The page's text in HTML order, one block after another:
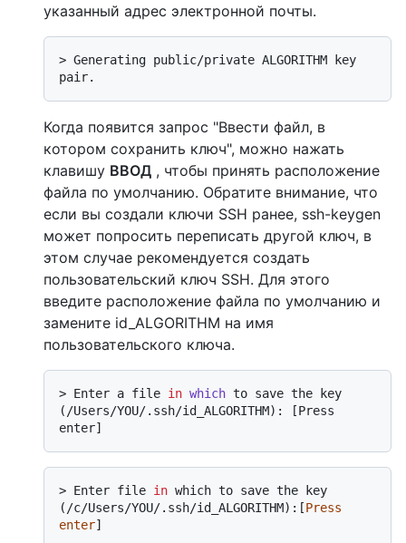
указанный адрес электронной почты.
> Generating public/private ALGORITHM key
pair.
Когда появится запрос "Ввести файл, в
котором сохранить ключ", можно нажать
клавишу ВВОД , чтобы принять расположение
файла по умолчанию. Обратите внимание, что
если вы создали ключи SSH ранее, ssh-keygen
может попросить переписать другой ключ, в
этом случае рекомендуется создать
пользовательский ключ SSH. Для этого
введите расположение файла по умолчанию и
замените id_ALGORITHM на имя
пользовательского ключа.
> Enter a file in which to save the key
(/Users/YOU/.ssh/id_ALGORITHM): [Press
enter]
> Enter file in which to save the key
(/c/Users/YOU/.ssh/id_ALGORITHM):[Press
enter